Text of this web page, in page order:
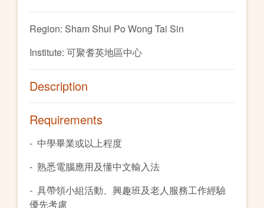
Region: Sham Shui Po Wong Tai Sin
Institute: 可聚耆英地區中心
Description
Requirements
- 中學畢業或以上程度
- 熟悉電腦應用及懂中文輸入法
- 具帶領小組活動、興趣班及老人服務工作經驗
優先考慮